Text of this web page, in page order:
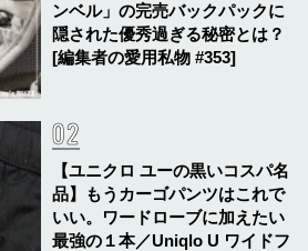
ンベル」の完売バックパックに
隠された優秀過ぎる秘密とは？
[編集者の愛用私物 #353]
【ユニクロ ユーの黒いコスパ名
品】もうカーゴパンツはこれで
いい。ワードローブに加えたい
最強の１本／Uniqlo U ワイドフ